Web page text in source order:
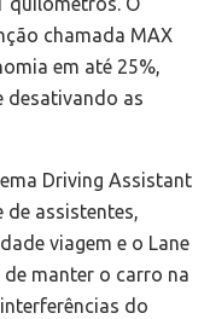
chamada MAX
em até 25%,
desativando as
Driving Assistant
de assistentes,
viagem e o Lane
de manter o carro na
do